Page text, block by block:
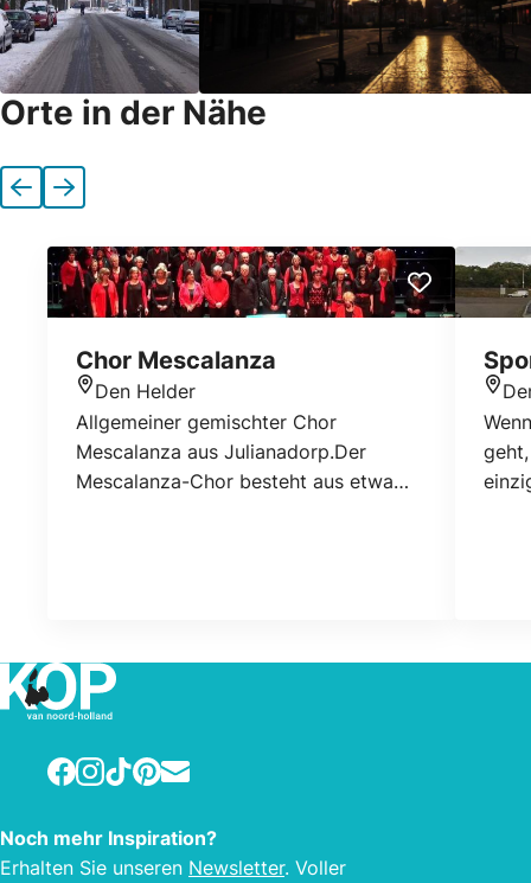
Orte in der Nähe
VorherigeNächste
Chor Mescalanza
Den Helder
Allgemeiner gemischter Chor
Mescalanza aus Julianadorp.Der
Mescalanza-Chor besteht aus etwa
Sie
Facebook
Instagram
TikTokPinterest
E-mail
Noch mehr Inspiration?
Erhalten Sie unseren Newsletter. Voller